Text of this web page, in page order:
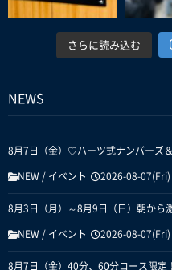
さらに読み込む
NEWS
8月7日（金）♡ハーツ式ナンバーズ＆
NEW / イベント 2026-08-07(Fri)
8月3日（月）～8月9日（日）朝から
NEW / イベント 2026-08-07(Fri)
8月7日（金）40分、60分コース限定